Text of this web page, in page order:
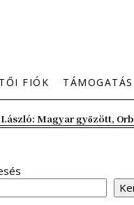
FIÓK TÁMOGATÁS
Magyar győzött,